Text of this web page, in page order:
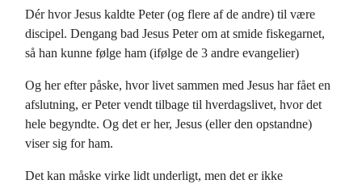
Dér hvor Jesus kaldte Peter (og flere af de andre) til være
discipel. Dengang bad Jesus Peter om at smide fiskegarnet,
så han kunne følge ham (ifølge de 3 andre evangelier)
Og her efter påske, hvor livet sammen med Jesus har fået en
afslutning, er Peter vendt tilbage til hverdagslivet, hvor det
hele begyndte. Og det er her, Jesus (eller den opstandne)
viser sig for ham.
Det kan måske virke lidt underligt, men det er ikke